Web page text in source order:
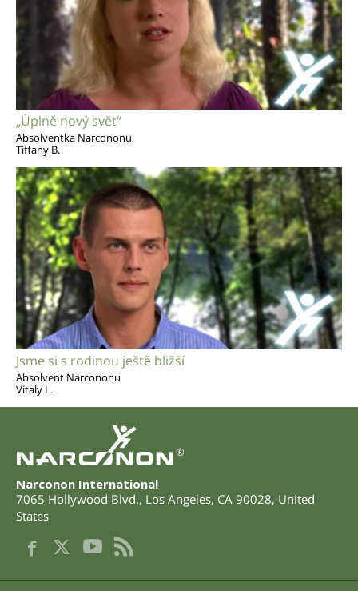
„Úplně nový svět“
Absolventka Narcononu
Tiffany B.
Jsme si s rodinou ještě bližší
Absolvent Narcononu
Vitaly L.
®
Narconon International
7065 Hollywood Blvd., Los Angeles, CA 90028, United
States